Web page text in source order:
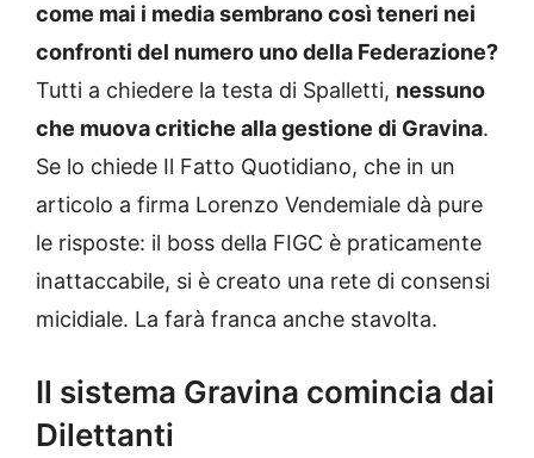
come mai i media sembrano così teneri nei
confronti del numero uno della Federazione?
Tutti a chiedere la testa di Spalletti, nessuno
che muova critiche alla gestione di Gravina.
Se lo chiede Il Fatto Quotidiano, che in un
articolo a firma Lorenzo Vendemiale dà pure
le risposte: il boss della FIGC è praticamente
inattaccabile, si è creato una rete di consensi
micidiale. La farà franca anche stavolta.
Il sistema Gravina comincia dai
Dilettanti